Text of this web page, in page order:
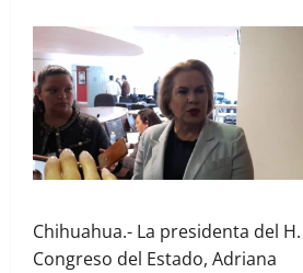
Chihuahua.- La presidenta del H.
Congreso del Estado, Adriana